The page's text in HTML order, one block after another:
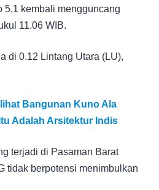
5,1 kembali mengguncang
11.06 WIB.
di 0.12 Lintang Utara (LU),
Bangunan Kuno Ala
Adalah Arsitektur Indis
terjadi di Pasaman Barat
tidak berpotensi menimbulkan